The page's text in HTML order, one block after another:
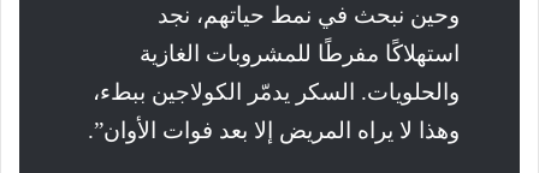
وحين نبحث في نمط حياتهم، نجد
استهلاكًا مفرطًا للمشروبات الغازية
والحلويات. السكر يدمّر الكولاجين ببطء،
وهذا لا يراه المريض إلا بعد فوات الأوان”.